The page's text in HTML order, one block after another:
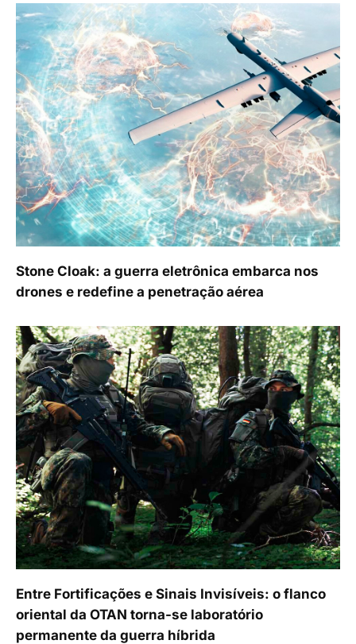
Stone Cloak: a guerra eletrônica embarca nos
drones e redefine a penetração aérea
Entre Fortificações e Sinais Invisíveis: o flanco
oriental da OTAN torna-se laboratório
permanente da guerra híbrida